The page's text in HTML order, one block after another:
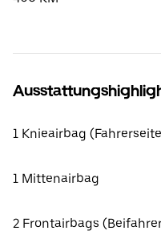
1 Knieairbag
1 Mittenairbag
2 Frontairbags